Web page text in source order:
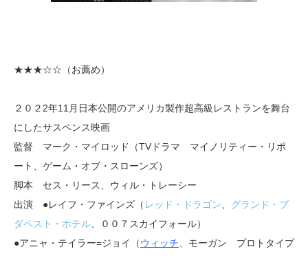
★★★☆☆（お薦め）
２０２2年11月日本公開のアメリカ製作超高級レストランを舞台
にしたサスペンス映画
監督 マーク・マイロッド（TVドラマ マイノリティー・リポ
ート、ゲーム・オブ・スローンズ）
脚本 セス・リース、ウィル・トレーシー
出演 ●レイフ・ファインズ（ レッド・ドラゴン
グランド・ブ
ダペスト・ホテル 、００７スカイフォール）
●アニャ・テイラー=ジョイ（ウィッチ 、モーガン プロトタイプ